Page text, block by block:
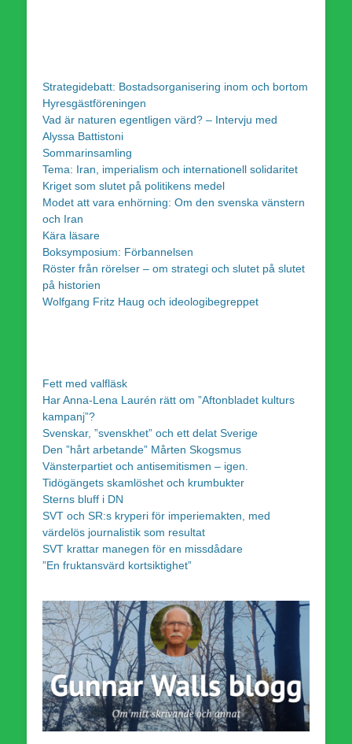
Strategidebatt: Bostadsorganisering inom och bortom
Hyresgästföreningen
Vad är naturen egentligen värd? – Intervju med
Alyssa Battistoni
Sommarinsamling
Tema: Iran, imperialism och internationell solidaritet
Kriget som slutet på politikens medel
Modet att vara enhörning: Om den svenska vänstern
och Iran
Kära läsare
Boksymposium: Förbannelsen
Röster från rörelser – om strategi och slutet på slutet
på historien
Wolfgang Fritz Haug och ideologibegreppet
Fett med valfläsk
Har Anna-Lena Laurén rätt om ”Aftonbladet kulturs
kampanj”?
Svenskar, ”svenskhet” och ett delat Sverige
Den ”hårt arbetande” Mårten Skogsmus
Vänsterpartiet och antisemitismen – igen.
Tidögängets skamlöshet och krumbukter
Sterns bluff i DN
SVT och SR:s kryperi för imperiemakten, med
värdelös journalistik som resultat
SVT krattar manegen för en missdådare
”En fruktansvärd kortsiktighet”